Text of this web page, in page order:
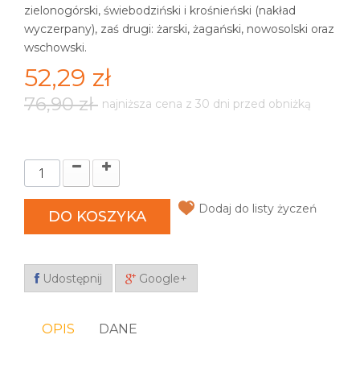
zielonogórski, świebodziński i krośnieński (nakład
wyczerpany), zaś drugi: żarski, żagański, nowosolski oraz
wschowski.
52,29 zł
76,90 zł najniższa cena z 30 dni przed obniżką
DO KOSZYKA Dodaj do listy życzeń
Udostępnij Google+
OPIS DANE